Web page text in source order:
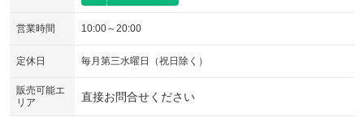
営業時間 10:00～20:00
定休日 毎月第三水曜日（祝日除く）
販売可能エ
リア
直接お問合せください